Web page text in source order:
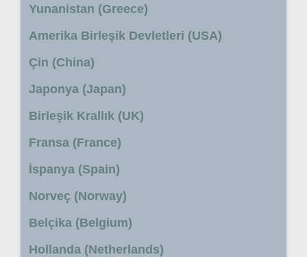
Yunanistan (Greece)
Amerika Birleşik Devletleri (USA)
Çin (China)
Japonya (Japan)
Birleşik Krallık (UK)
Fransa (France)
İspanya (Spain)
Norveç (Norway)
Belçika (Belgium)
Hollanda (Netherlands)